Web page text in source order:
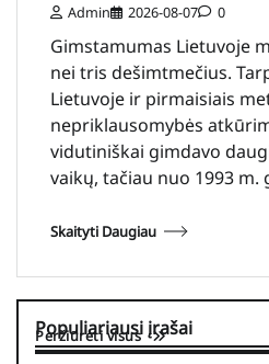
Admin 2026-08-07 0
Gimstamumas Lietuvoje
nei tris dešimtmečius.
Lietuvoje ir pirmaisiais
nepriklausomybės
vidutiniškai gimdavo
vaikų, tačiau nuo 1993
Skaityti Daugiau
Populiariausi įrašai
Peržiūrėti visus